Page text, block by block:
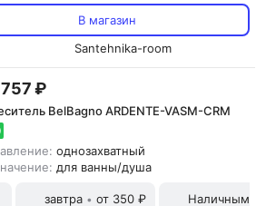
В магазин
Santehnika-room
757 ₽
BelBagno ARDENTE-VASM-CRM
однозахватный
для ванны/душа
завтра • от 350 ₽ Наличными